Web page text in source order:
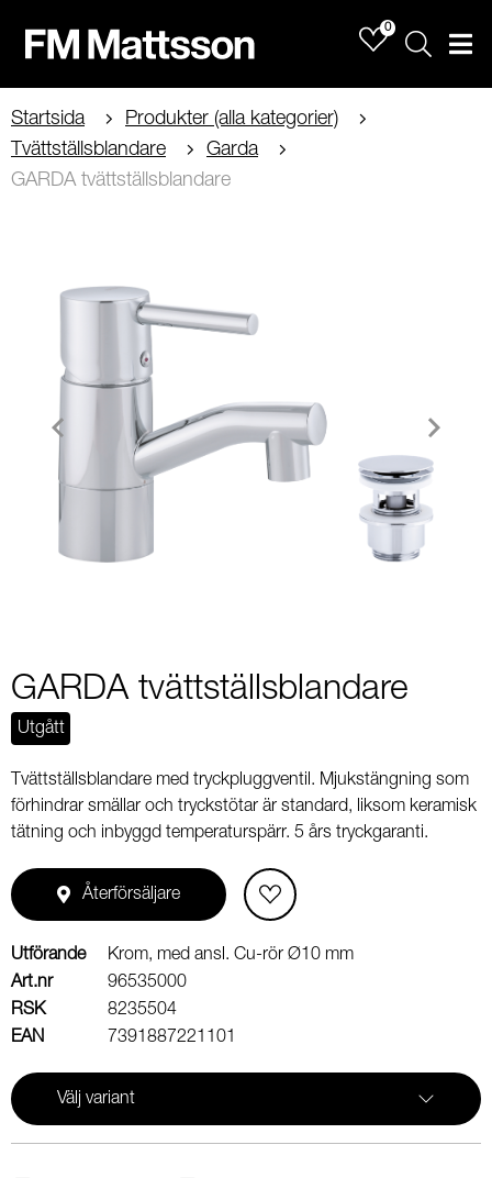
0
Sök
Startsida
Produkter (alla kategorier)
Tvättställsblandare
Garda
GARDA tvättställsblandare
GARDA tvättställsblandare
Utgått
Tvättställsblandare med tryckpluggventil. Mjukstängning som
förhindrar smällar och tryckstötar är standard, liksom keramisk
tätning och inbyggd temperaturspärr. 5 års tryckgaranti.
Återförsäljare
Utförande
Krom, med ansl. Cu-rör Ø10 mm
Art.nr
96535000
RSK
8235504
EAN
7391887221101
Välj variant